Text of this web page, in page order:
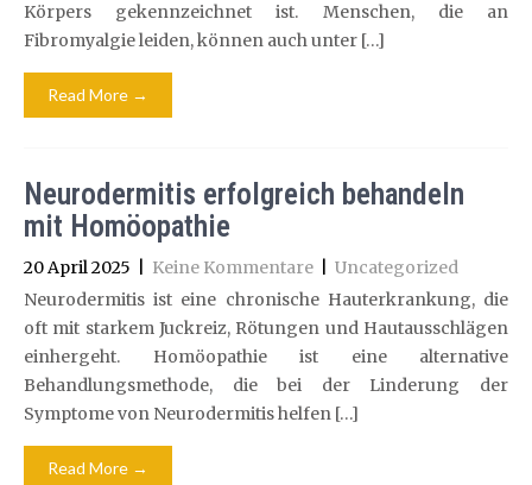
Körpers gekennzeichnet ist. Menschen, die an
Fibromyalgie leiden, können auch unter […]
Read More →
Neurodermitis erfolgreich behandeln
mit Homöopathie
20 April 2025 Keine Kommentare
Uncategorized
Neurodermitis ist eine chronische Hauterkrankung, die
oft mit starkem Juckreiz, Rötungen und Hautausschlägen
einhergeht. Homöopathie ist eine alternative
Behandlungsmethode, die bei der Linderung der
Symptome von Neurodermitis helfen […]
Read More →